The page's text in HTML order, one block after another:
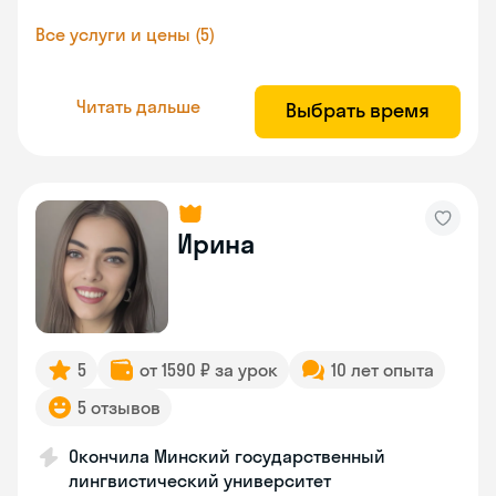
Все услуги и цены (5)
Читать дальше Выбрать время
Ирина
5 от 1590 ₽ за урок
10 лет опыта
5 отзывов
Окончила Минский государственный
лингвистический университет